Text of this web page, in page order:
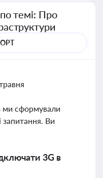
темі: Про
ми сформували
запитання. Ви
3G в